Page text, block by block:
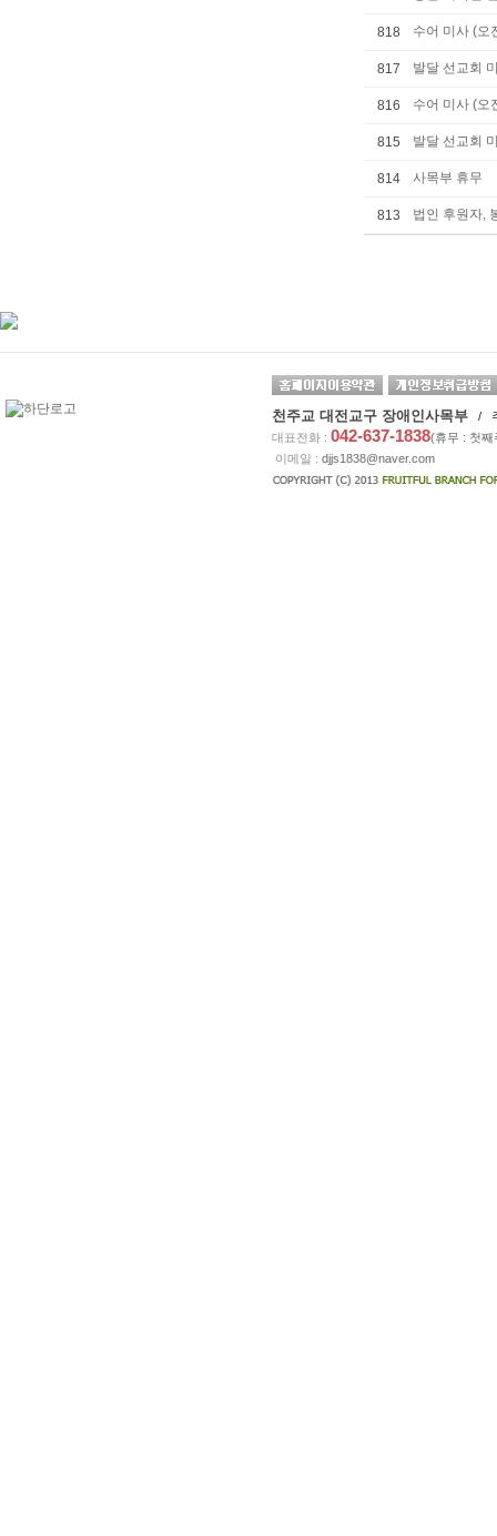
818 수어 미사 (오
817 발달 선교회
816 수어 미사 (오
815 발달 선교회
814 사목부 휴무
813 법인 후원자,
천주교 대전교구 장애인사목부
/
대표전화 : 042-637-1838(휴무 : 첫째
이메일 : djjs1838@naver.com